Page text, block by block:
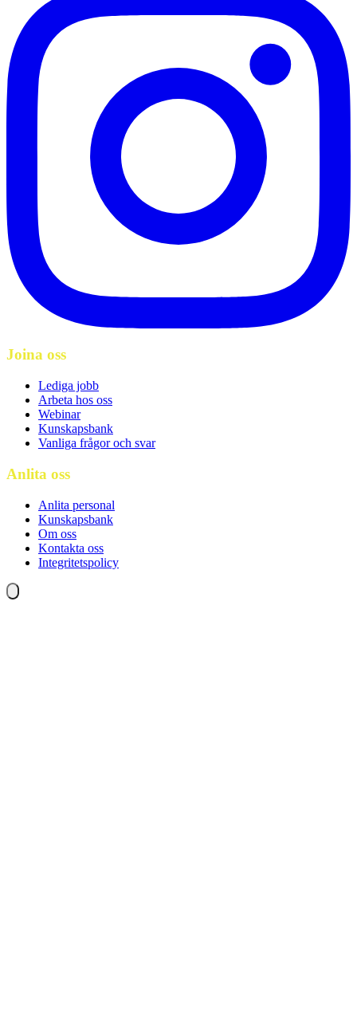
Joina oss
Lediga jobb
Arbeta hos oss
Webinar
Kunskapsbank
Vanliga frågor och svar
Anlita oss
Anlita personal
Kunskapsbank
Om oss
Kontakta oss
Integritetspolicy